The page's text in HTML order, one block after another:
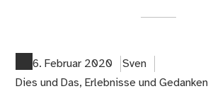
6. Februar 2020
Sven
Dies und Das, Erlebnisse und Gedanken